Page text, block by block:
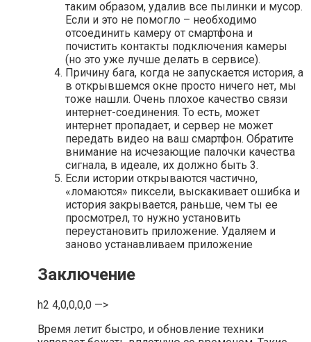
таким образом, удалив все пылинки и мусор.
Если и это не помогло – необходимо
отсоединить камеру от смартфона и
почистить контакты подключения камеры
(но это уже лучше делать в сервисе).
Причину бага, когда не запускается история, а
в открывшемся окне просто ничего нет, мы
тоже нашли. Очень плохое качество связи
интернет-соединения. То есть, может
интернет пропадает, и сервер не может
передать видео на ваш смартфон. Обратите
внимание на исчезающие палочки качества
сигнала, в идеале, их должно быть 3.
Если истории открываются частично,
«ломаются» пиксели, выскакивает ошибка и
история закрывается, раньше, чем ты ее
просмотрел, то нужно установить
переустановить приложение. Удаляем и
заново устанавливаем приложение
Заключение
h2 4,0,0,0,0 —>
Время летит быстро, и обновление техники